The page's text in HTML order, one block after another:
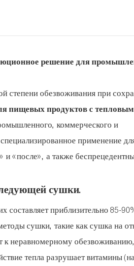
решение для
обезвоживания при
пищевых продуктов с тепловым
коммерческого и
применение
«после», а также
сушки.
приблизительно 85-
сушки, такие как сушка на
к неравномерному
тепла разрушает витамины